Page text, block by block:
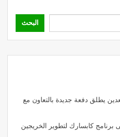
البحث
يطلق دفعة جديدة بالتعاون مع
برنامج كابسارك لتطوير الخريجين